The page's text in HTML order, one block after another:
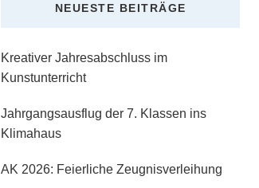
NEUESTE BEITRÄGE
Kreativer Jahresabschluss im
Kunstunterricht
Jahrgangsausflug der 7. Klassen ins
Klimahaus
AK 2026: Feierliche Zeugnisverleihung